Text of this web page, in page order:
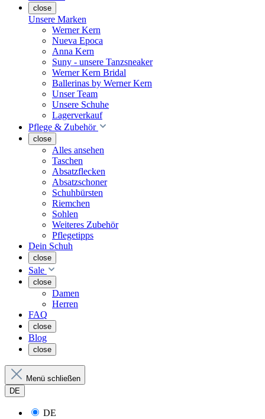
close
Unsere Marken
Werner Kern
Nueva Epoca
Anna Kern
Suny - unsere Tanzsneaker
Werner Kern Bridal
Ballerinas by Werner Kern
Unser Team
Unsere Schuhe
Lagerverkauf
Pflege & Zubehör
close
Alles ansehen
Taschen
Absatzflecken
Absatzschoner
Schuhbürsten
Riemchen
Sohlen
Weiteres Zubehör
Pflegetipps
Dein Schuh
close
Sale
close
Damen
Herren
FAQ
close
Blog
close
Menü schließen
DE
DE